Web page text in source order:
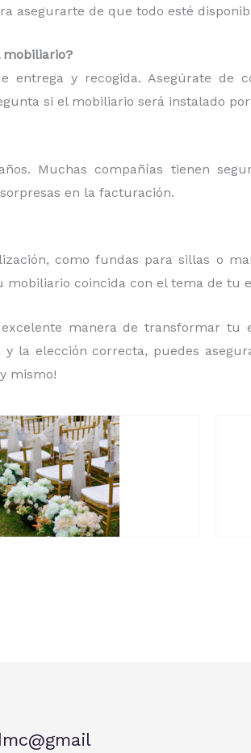
asegurarte de que todo esté
mobiliario?
entrega y recogida. Asegúrate de
si el mobiliario será instalado
Muchas compañías tienen
en la facturación.
como fundas para sillas o
mobiliario coincida con el tema de tu
manera de transformar tu
la elección correcta, puedes
mismo!